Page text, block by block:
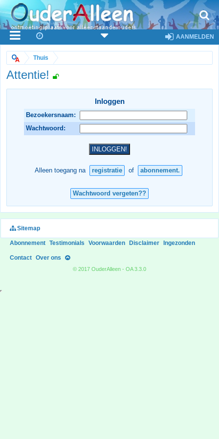
AANMELDEN
Thuis
Attentie!
Inloggen
Bezoekersnaam:
Wachtwoord:
Alleen toegang na registratie of abonnement.
Wachtwoord vergeten??
Sitemap
Abonnement Testimonials Voorwaarden Disclaimer Ingezonden
Contact Over ons
© 2017 OuderAlleen - OA 3.3.0